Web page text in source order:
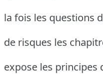
la fois les questions
de risques les
expose les principes